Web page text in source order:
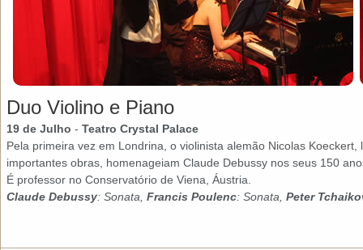
Duo Violino e Piano
19 de Julho - Teatro Crystal Palace
Pela primeira vez em Londrina, o violinista alemão Nicolas Koeckert,
importantes obras, homenageiam Claude Debussy nos seus 150
É professor no Conservatório de Viena, Áustria.
Claude Debussy: Sonata, Francis Poulenc: Sonata, Peter